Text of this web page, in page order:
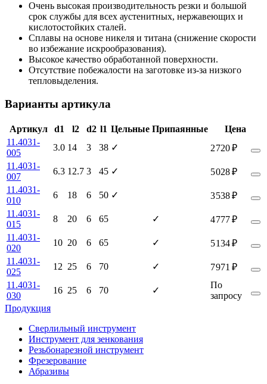
Очень высокая производительность резки и большой
срок службы для всех аустенитных, нержавеющих и
кислотостойких сталей.
Сплавы на основе никеля и титана (снижение скорости
во избежание искрообразования).
Высокое качество обработанной поверхности.
Отсутствие побежалости на заготовке из-за низкого
тепловыделения.
Варианты артикула
Артикул d1 l2 d2 l1 Цельные Припаянные
Цена
11.4031-
005
3.0 14 3 38 ✓
2 720 ₽
11.4031-
007
6.3 12.7 3 45 ✓
5 028 ₽
11.4031-
010
6 18 6 50 ✓
3 538 ₽
11.4031-
015
8 20 6 65 ✓
4 777 ₽
11.4031-
020
10 20 6 65 ✓
5 134 ₽
11.4031-
025
12 25 6 70 ✓
7 971 ₽
11.4031-
030
16 25 6 70 ✓
По
запросу
Продукция
Сверлильный инструмент
Инструмент для зенкования
Резьбонарезной инструмент
Фрезерование
Абразивы